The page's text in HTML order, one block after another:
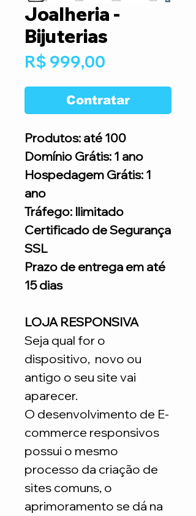
Joalheria -
Bijuterias
R$ 999,00
Contratar
Produtos: até 100
Domínio Grátis: 1 ano
Hospedagem Grátis: 1
ano
Tráfego: Ilimitado
Certificado de Segurança
SSL
Prazo de entrega em até
15 dias
LOJA RESPONSIVA
Seja qual for o
dispositivo, novo ou
antigo o seu site vai
aparecer.
O desenvolvimento de E-
commerce responsivos
possui o mesmo
processo da criação de
sites comuns, o
aprimoramento se dá na